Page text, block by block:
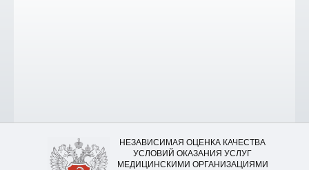
НЕЗАВИСИМАЯ ОЦЕНКА КАЧЕСТВА
УСЛОВИЙ ОКАЗАНИЯ УСЛУГ
МЕДИЦИНСКИМИ ОРГАНИЗАЦИЯМИ